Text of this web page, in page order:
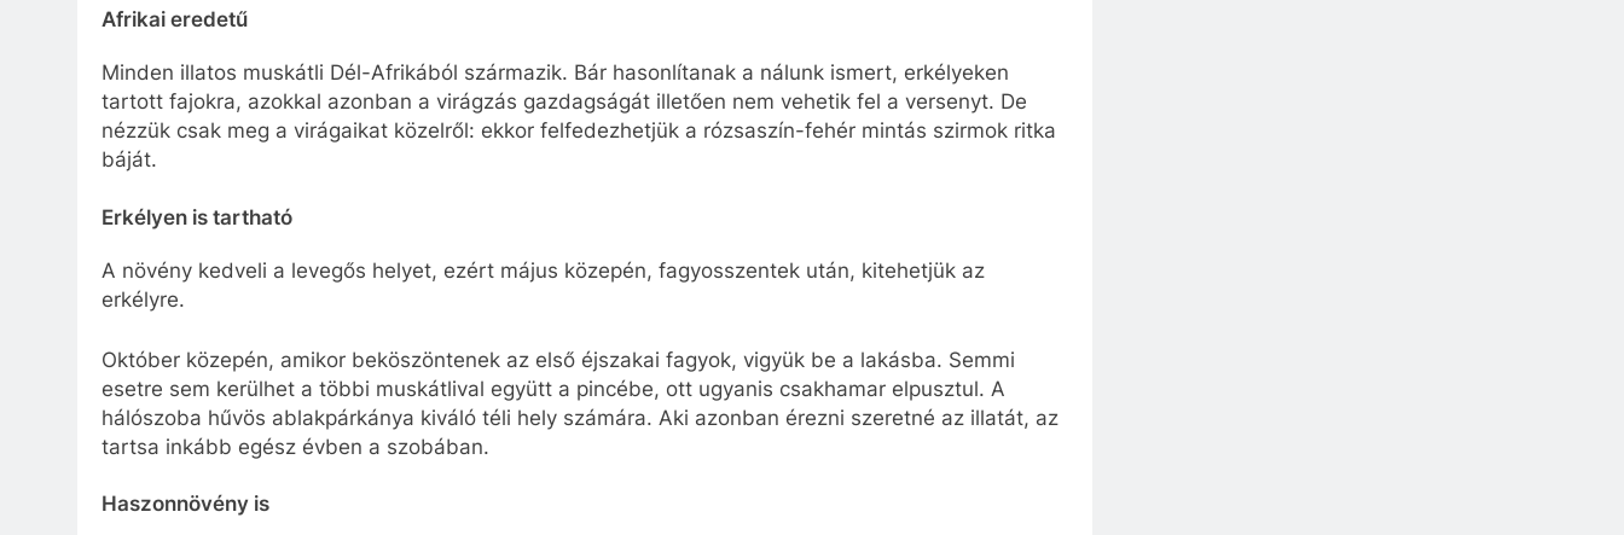
Afrikai eredetű
Minden illatos muskátli Dél-Afrikából származik. Bár hasonlítanak a nálunk ismert, erkélyeken
tartott fajokra, azokkal azonban a virágzás gazdagságát illetően nem vehetik fel a versenyt. De
nézzük csak meg a virágaikat közelről: ekkor felfedezhetjük a rózsaszín-fehér mintás szirmok ritka
báját.
Erkélyen is tartható
A növény kedveli a levegős helyet, ezért május közepén, fagyosszentek után, kitehetjük az
erkélyre.
Október közepén, amikor beköszöntenek az első éjszakai fagyok, vigyük be a lakásba. Semmi
esetre sem kerülhet a többi muskátlival együtt a pincébe, ott ugyanis csakhamar elpusztul. A
hálószoba hűvös ablakpárkánya kiváló téli hely számára. Aki azonban érezni szeretné az illatát, az
tartsa inkább egész évben a szobában.
Haszonnövény is